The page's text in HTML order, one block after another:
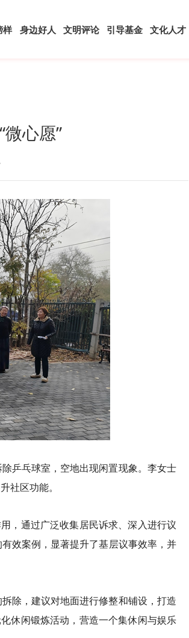
样 身边好人 文明评论 引导基金 文化人才
心愿”
乒乓球室，空地出现闲置现象。李女士
社区功能。
，通过广泛收集居民诉求、深入进行议
效案例，显著提升了基层议事效率，并
除，建议对地面进行修整和铺设，打造
休闲锻炼活动，营造一个集休闲与娱乐